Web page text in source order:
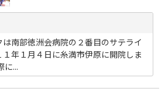
南部徳洲会病院の２番目のサテライ
１年１月４日に糸満市伊原に開院しま
...